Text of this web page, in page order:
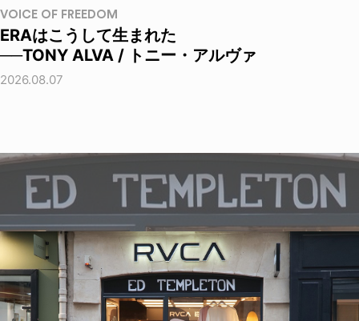
VOICE OF FREEDOM
ERAはこうして生まれた
──TONY ALVA / トニー・アルヴァ
2026.08.07